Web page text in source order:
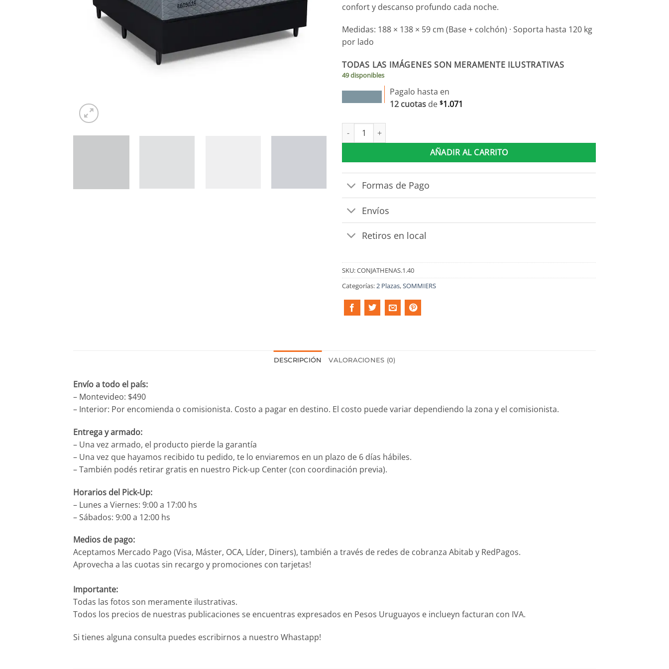
confort y descanso profundo cada noche.
Medidas: 188 × 138 × 59 cm (Base + colchón) · Soporta hasta 120 kg
por lado
TODAS LAS IMÁGENES SON MERAMENTE ILUSTRATIVAS
49 disponibles
Pagalo hasta en
12 cuotas de $1.071
Sommier Athenas 1.40 Confort Y Soporte 120 Kg X Lado cantidad
AÑADIR AL CARRITO
Formas de Pago
Envíos
Retiros en local
SKU:CONJATHENAS.1.40
Categorías:2 Plazas,SOMMIERS
DESCRIPCIÓN VALORACIONES (0)
Envío a todo el país:
– Montevideo: $490
– Interior: Por encomienda o comisionista. Costo a pagar en destino. El costo puede variar dependiendo la zona y el comisionista.
Entrega y armado:
– Una vez armado, el producto pierde la garantía
– Una vez que hayamos recibido tu pedido, te lo enviaremos en un plazo de 6 días hábiles.
– También podés retirar gratis en nuestro Pick-up Center (con coordinación previa).
Horarios del Pick-Up:
– Lunes a Viernes: 9:00 a 17:00 hs
– Sábados: 9:00 a 12:00 hs
Medios de pago:
Aceptamos Mercado Pago (Visa, Máster, OCA, Líder, Diners), también a través de redes de cobranza Abitab y RedPagos.
Aprovecha a las cuotas sin recargo y promociones con tarjetas!
Importante:
Todas las fotos son meramente ilustrativas.
Todos los precios de nuestras publicaciones se encuentras expresados en Pesos Uruguayos e inclueyn facturan con IVA.
Si tienes alguna consulta puedes escribirnos a nuestro Whastapp!